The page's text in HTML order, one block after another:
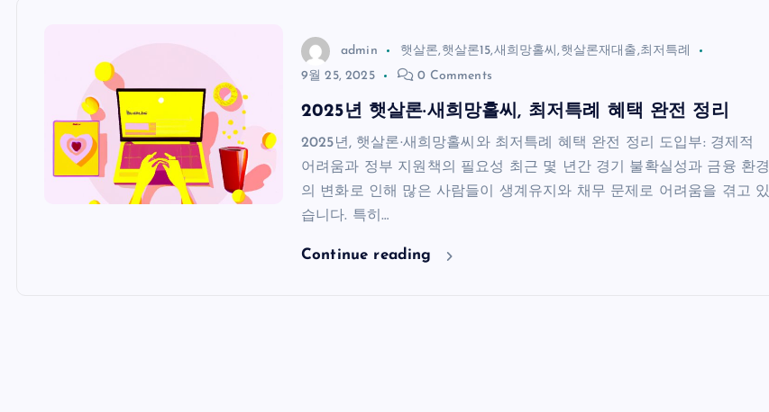
admin
햇살론,햇살론15,새희망홀씨,햇살론재대출,최저특례
9월 25, 2025
0 Comments
2025년 햇살론·새희망홀씨, 최저특례 혜택 완전 정리
2025년, 햇살론·새희망홀씨와 최저특례 혜택 완전 정리 도입부: 경제적
어려움과 정부 지원책의 필요성 최근 몇 년간 경기 불확실성과 금융 환경
의 변화로 인해 많은 사람들이 생계유지와 채무 문제로 어려움을 겪고 있
습니다. 특히…
Continue reading